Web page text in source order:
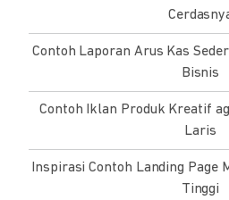
Contoh Laporan Arus Kas
Bisnis
Contoh Iklan Produk Kreatif
Laris
Inspirasi Contoh Landing Page
Tinggi